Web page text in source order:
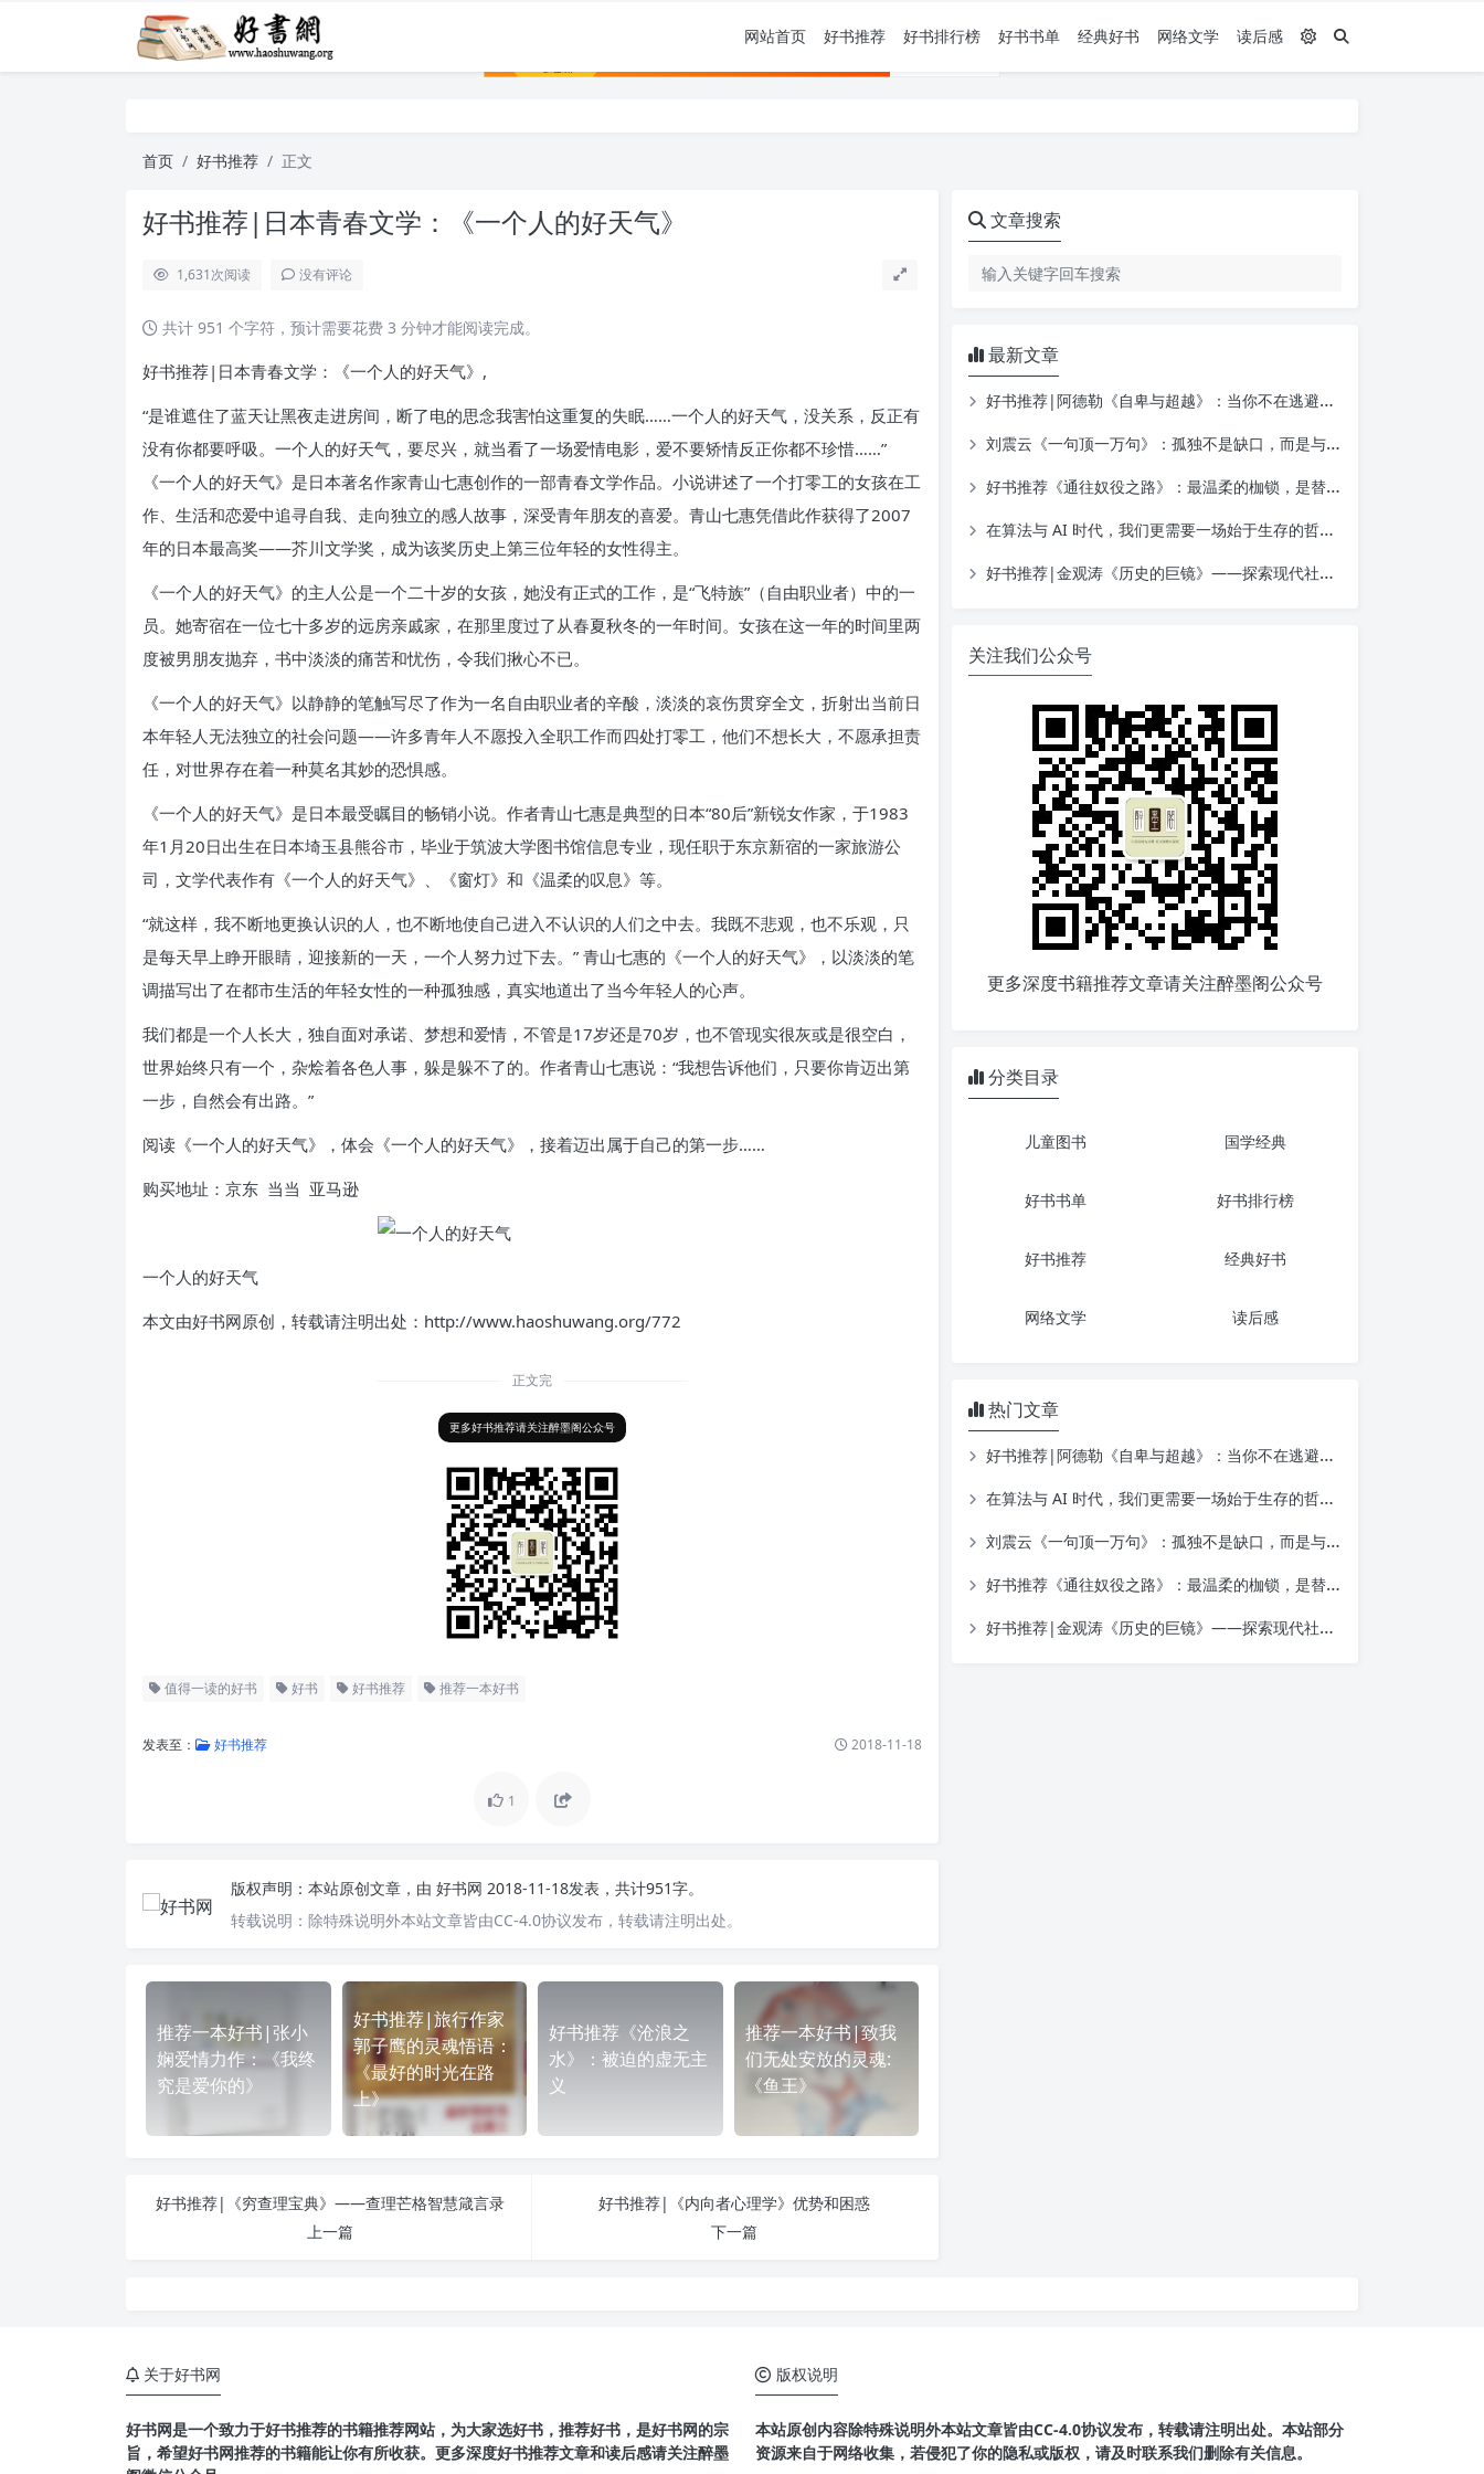
网站首页 好书推荐 好书排行榜 好书书单 经典好书 网络文学 读后感
首页 好书推荐 正文
好书推荐|日本青春文学：《一个人的好天气》
1,631次阅读 没有评论
共计 951 个字符，预计需要花费 3 分钟才能阅读完成。
好书推荐|日本青春文学：《一个人的好天气》,
“是谁遮住了蓝天让黑夜走进房间，断了电的思念我害怕这重复的失眠……一个人的好天气，没关系，反正有
没有你都要呼吸。一个人的好天气，要尽兴，就当看了一场爱情电影，爱不要矫情反正你都不珍惜……”
《一个人的好天气》是日本著名作家青山七惠创作的一部青春文学作品。小说讲述了一个打零工的女孩在工
作、生活和恋爱中追寻自我、走向独立的感人故事，深受青年朋友的喜爱。青山七惠凭借此作获得了2007
年的日本最高奖——芥川文学奖，成为该奖历史上第三位年轻的女性得主。
《一个人的好天气》的主人公是一个二十岁的女孩，她没有正式的工作，是“飞特族”（自由职业者）中的一
员。她寄宿在一位七十多岁的远房亲戚家，在那里度过了从春夏秋冬的一年时间。女孩在这一年的时间里两
度被男朋友抛弃，书中淡淡的痛苦和忧伤，令我们揪心不已。
《一个人的好天气》以静静的笔触写尽了作为一名自由职业者的辛酸，淡淡的哀伤贯穿全文，折射出当前日
本年轻人无法独立的社会问题——许多青年人不愿投入全职工作而四处打零工，他们不想长大，不愿承担责
任，对世界存在着一种莫名其妙的恐惧感。
《一个人的好天气》是日本最受瞩目的畅销小说。作者青山七惠是典型的日本“80后”新锐女作家，于1983
年1月20日出生在日本埼玉县熊谷市，毕业于筑波大学图书馆信息专业，现任职于东京新宿的一家旅游公
司，文学代表作有《一个人的好天气》、《窗灯》和《温柔的叹息》等。
“就这样，我不断地更换认识的人，也不断地使自己进入不认识的人们之中去。我既不悲观，也不乐观，只
是每天早上睁开眼睛，迎接新的一天，一个人努力过下去。” 青山七惠的《一个人的好天气》，以淡淡的笔
调描写出了在都市生活的年轻女性的一种孤独感，真实地道出了当今年轻人的心声。
我们都是一个人长大，独自面对承诺、梦想和爱情，不管是17岁还是70岁，也不管现实很灰或是很空白，
世界始终只有一个，杂烩着各色人事，躲是躲不了的。作者青山七惠说：“我想告诉他们，只要你肯迈出第
一步，自然会有出路。”
阅读《一个人的好天气》，体会《一个人的好天气》，接着迈出属于自己的第一步……
购买地址：京东 当当 亚马逊
一个人的好天气
本文由好书网原创，转载请注明出处：http://www.haoshuwang.org/772
正文完
更多好书推荐请关注醉墨阁公众号
值得一读的好书 好书 好书推荐 推荐一本好书
发表至： 好书推荐 2018-11-18
1
版权声明： 本站原创文章，由 好书网 2018-11-18发表，共计951字。
转载说明： 除特殊说明外本站文章皆由CC-4.0协议发布，转载请注明出处。
推荐一本好书|张小
娴爱情力作：《我终
究是爱你的》
好书推荐|旅行作家
郭子鹰的灵魂悟语：
《最好的时光在路
上》
好书推荐《沧浪之
水》：被迫的虚无主
义
推荐一本好书|致我
们无处安放的灵魂:
《鱼王》
好书推荐|《穷查理宝典》——查理芒格智慧箴言录
上一篇
好书推荐|《内向者心理学》优势和困惑
下一篇
文章搜索
最新文章
好书推荐|阿德勒《自卑与超越》：当你不在逃避自己，一切才真正的开始
刘震云《一句顶一万句》：孤独不是缺口，而是与自己相遇的入口
好书推荐《通往奴役之路》：最温柔的枷锁，是替你做决定的善意
在算法与 AI 时代，我们更需要一场始于生存的哲学觉醒——读金观涛《我的哲学探索》
好书推荐|金观涛《历史的巨镜》——探索现代社会的起源
关注我们公众号
更多深度书籍推荐文章请关注醉墨阁公众号
分类目录
儿童图书 国学经典
好书书单 好书排行榜
好书推荐 经典好书
网络文学 读后感
热门文章
好书推荐|阿德勒《自卑与超越》：当你不在逃避自己，一切才真正的开始
在算法与 AI 时代，我们更需要一场始于生存的哲学觉醒——读金观涛《我的哲学探索》
刘震云《一句顶一万句》：孤独不是缺口，而是与自己相遇的入口
好书推荐《通往奴役之路》：最温柔的枷锁，是替你做决定的善意
好书推荐|金观涛《历史的巨镜》——探索现代社会的起源
关于好书网
好书网是一个致力于好书推荐的书籍推荐网站，为大家选好书，推荐好书，是好书网的宗
旨，希望好书网推荐的书籍能让你有所收获。更多深度好书推荐文章和读后感请关注醉墨
版权说明
本站原创内容除特殊说明外本站文章皆由CC-4.0协议发布，转载请注明出处。本站部分
资源来自于网络收集，若侵犯了你的隐私或版权，请及时联系我们删除有关信息。